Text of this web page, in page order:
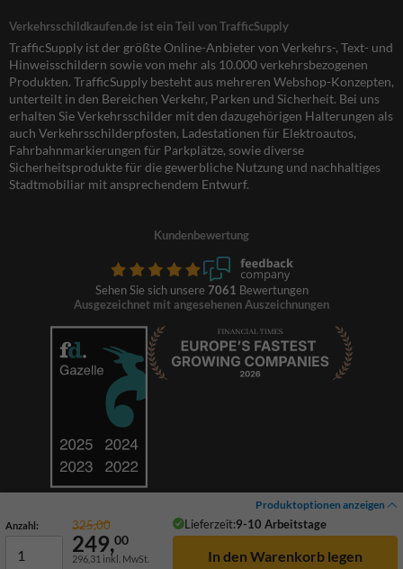
Produktoptionen anzeigen
Anzahl: 325,00 Lieferzeit:9-10 Arbeitstage
249,00
296,31 inkl. MwSt.
Verkehrsschildkaufen.de ist ein Teil von TrafficSupply
TrafficSupply ist der größte Online-Anbieter von Verkehrs-, Text- und
Hinweisschildern sowie von mehr als 10.000 verkehrsbezogenen
Produkten. TrafficSupply besteht aus mehreren Webshop-Konzepten,
unterteilt in den Bereichen Verkehr, Parken und Sicherheit. Bei uns
erhalten Sie Verkehrsschilder mit den dazugehörigen Halterungen als
auch Verkehrsschilderpfosten, Ladestationen für Elektroautos,
Fahrbahnmarkierungen für Parkplätze, sowie diverse
Sicherheitsprodukte für die gewerbliche Nutzung und nachhaltiges
Stadtmobiliar mit ansprechendem Entwurf.
Kundenbewertung
Sehen Sie sich unsere 7061 Bewertungen
Ausgezeichnet mit angesehenen Auszeichnungen
© 2026 TrafficSupply. Alle Rechte vorbehalten.